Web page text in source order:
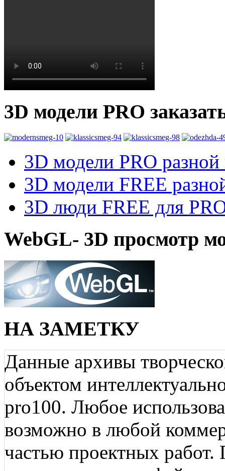
3D модели PRO
3D модели PRO разной
3D модели FREE
3D люди FREE для
WebGL- 3D просмотр
НА ЗАМЕТКУ
Данные архивы
объектом
pro100. Любое
возможно в любой
частью проектных